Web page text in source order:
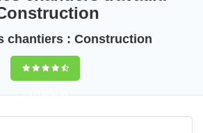
chantiers : Construction
9,5(100%)69
votes